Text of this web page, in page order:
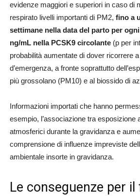
evidenze maggiori e superiori in caso di
respirato livelli importanti di PM2, fino a
settimane nella data del parto per
ng/mL nella PCSK9 circolante (p per
probabilità aumentate di dover ricorrere
d’emergenza, a fronte soprattutto
più grossolano (PM10) e al biossido di
Informazioni importati che hanno
esempio, l’associazione tra esposizione
atmosferici durante la gravidanza e
comprensione di influenze impreviste
ambientale insorte in gravidanza.
Le conseguenze per il